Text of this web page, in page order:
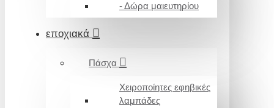
- Δώρα μαιευτηρίου
εποχιακά
Πάσχα
Χειροποίητες εφηβικές
λαμπάδες